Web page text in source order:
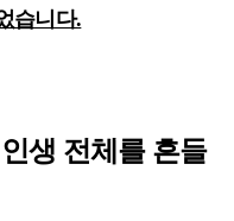
습니다.
생 전체를 흔들